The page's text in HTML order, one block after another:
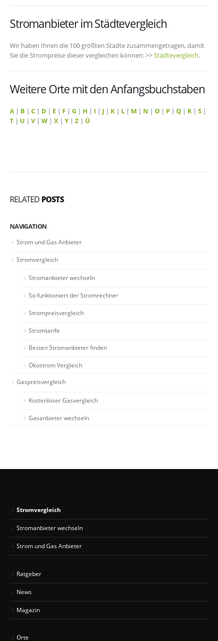
Stromanbieter im Städtevergleich
Wir haben Ihnen die 100 größten Städte zusammengetragen, damit
Sie die Strompreise dieser vergleichen können: >>Städtevergleich.
Weitere Orte mit den Anfangsbuchstaben
A | B | C | D | E | F | G | H | I | J | K | L | M | N | O | P | Q | R | S |
T | U | V| W | X | Y | Z | Ü
RELATED POSTS
NAVIGATION
Strom und Gas Anbieter
Stromvergleich
Stromanbieter wechseln
So funktioniert der Stromrechner
Strompreisvergleich
Stromtarife
Besten Stromanbieter finden
Ökostrom Vergleich
Gaspreisvergleich
Kostenloser Gasvergleich
Gasanbieter wechseln
Stromvergleich
Stromanbieter wechseln
Strom und Gas Anbieter
Ratgeber
News
Magazin
Orte